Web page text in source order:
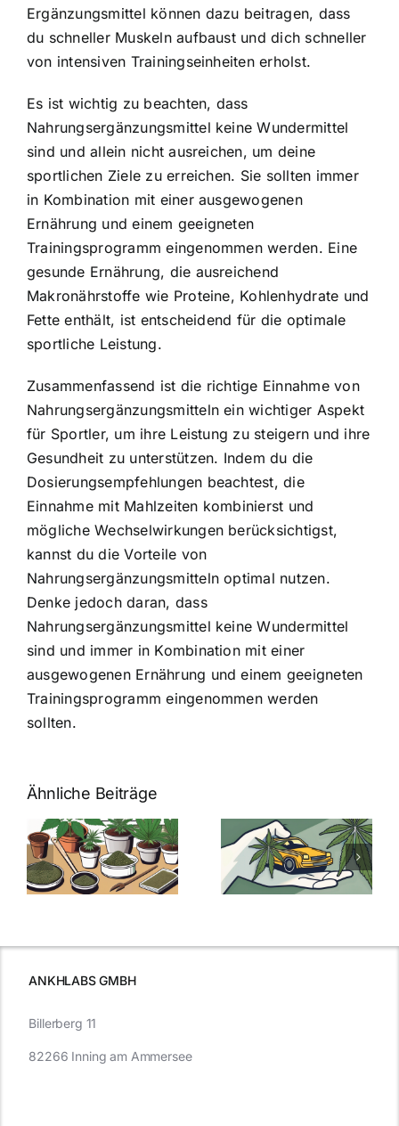
Ergänzungsmittel können dazu beitragen, dass
du schneller Muskeln aufbaust und dich schneller
von intensiven Trainingseinheiten erholst.
Es ist wichtig zu beachten, dass
Nahrungsergänzungsmittel keine Wundermittel
sind und allein nicht ausreichen, um deine
sportlichen Ziele zu erreichen. Sie sollten immer
in Kombination mit einer ausgewogenen
Ernährung und einem geeigneten
Trainingsprogramm eingenommen werden. Eine
gesunde Ernährung, die ausreichend
Makronährstoffe wie Proteine, Kohlenhydrate und
Fette enthält, ist entscheidend für die optimale
sportliche Leistung.
Zusammenfassend ist die richtige Einnahme von
Nahrungsergänzungsmitteln ein wichtiger Aspekt
für Sportler, um ihre Leistung zu steigern und ihre
Gesundheit zu unterstützen. Indem du die
Dosierungsempfehlungen beachtest, die
Einnahme mit Mahlzeiten kombinierst und
mögliche Wechselwirkungen berücksichtigst,
kannst du die Vorteile von
Nahrungsergänzungsmitteln optimal nutzen.
Denke jedoch daran, dass
Nahrungsergänzungsmittel keine Wundermittel
sind und immer in Kombination mit einer
ausgewogenen Ernährung und einem geeigneten
Trainingsprogramm eingenommen werden
sollten.
Ähnliche Beiträge
Neue THC-
Grenzwert-
Regelung:
Was Sie über
Cannabis und
müssen
Cannabis
Samen
kaufen: Alles
was Sie
ANKHLABS GMBH
Billerberg 11
82266 Inning am Ammersee